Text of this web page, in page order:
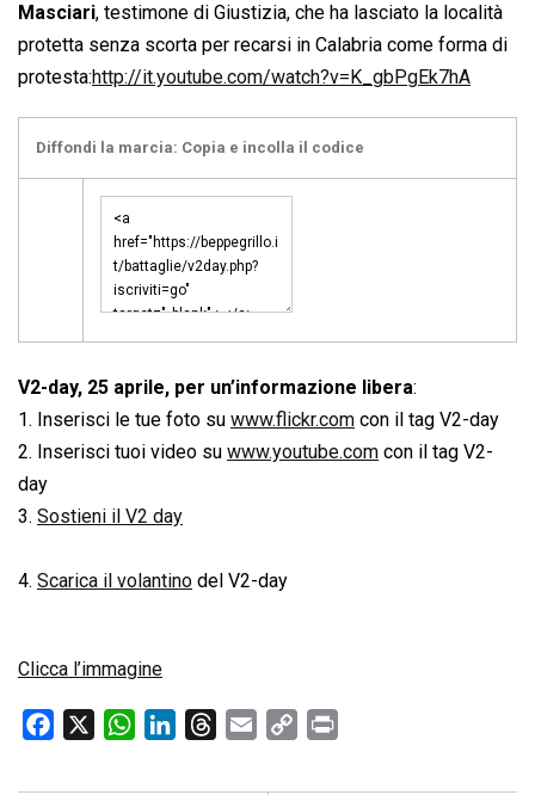
Masciari, testimone di Giustizia, che ha lasciato la località
protetta senza scorta per recarsi in Calabria come forma di
protesta:http://it.youtube.com/watch?v=K_gbPgEk7hA
Diffondi la marcia: Copia e incolla il codice
V2-day, 25 aprile, per un’informazione libera:
1. Inserisci le tue foto su www.flickr.com con il tag V2-day
2. Inserisci tuoi video su www.youtube.com con il tag V2-
day
3. Sostieni il V2 day
4. Scarica il volantino del V2-day
Clicca l’immagine
c
W
a
n
r
a
p
i